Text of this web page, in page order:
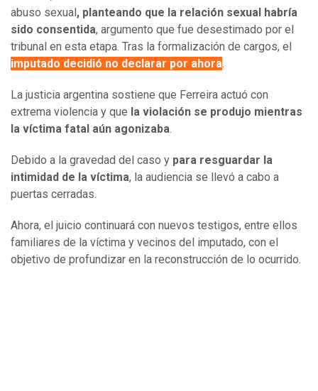
abuso sexual , planteando que la relación sexual habría
sido consentida, argumento que fue desestimado por el
tribunal en esta etapa. Tras la formalización de cargos, el
imputado decidió no declarar por ahora.
La justicia argentina sostiene que Ferreira actuó con
extrema violencia y que la violación se produjo mientras
la víctima fatal aún agonizaba.
Debido a la gravedad del caso y para resguardar la
intimidad de la víctima, la audiencia se llevó a cabo a
puertas cerradas.
Ahora, el juicio continuará con nuevos testigos, entre ellos
familiares de la víctima y vecinos del imputado, con el
objetivo de profundizar en la reconstrucción de lo ocurrido.